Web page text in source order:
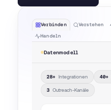
Verbinden Verstehen
Handeln
Datenmodell
28+ Integrationen 40+
3 Outreach-Kanäle